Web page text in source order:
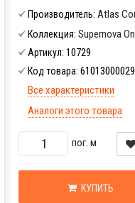
Производитель: Atlas
Коллекция: Supernova
Артикул: 10729
Код товара:
Все характеристики
Аналоги этого товара
пог. м
КУПИТЬ